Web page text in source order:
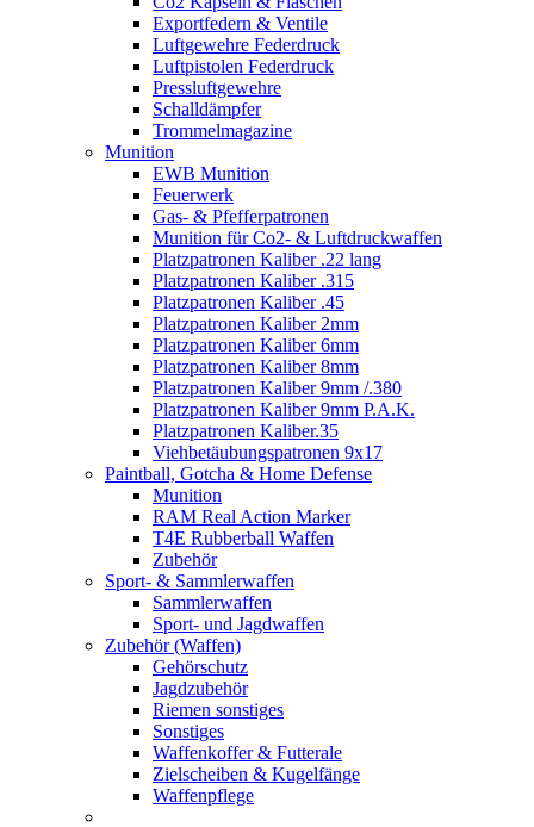
Exportfedern & Ventile
Luftgewehre Federdruck
Luftpistolen Federdruck
Pressluftgewehre
Schalldämpfer
Trommelmagazine
Munition
EWB Munition
Feuerwerk
Gas- & Pfefferpatronen
Munition für Co2- & Luftdruckwaffen
Platzpatronen Kaliber .22 lang
Platzpatronen Kaliber .315
Platzpatronen Kaliber .45
Platzpatronen Kaliber 2mm
Platzpatronen Kaliber 6mm
Platzpatronen Kaliber 8mm
Platzpatronen Kaliber 9mm /.380
Platzpatronen Kaliber 9mm P.A.K.
Platzpatronen Kaliber.35
Viehbetäubungspatronen 9x17
Paintball, Gotcha & Home Defense
Munition
RAM Real Action Marker
T4E Rubberball Waffen
Zubehör
Sport- & Sammlerwaffen
Sammlerwaffen
Sport- und Jagdwaffen
Zubehör (Waffen)
Gehörschutz
Jagdzubehör
Riemen sonstiges
Sonstiges
Waffenkoffer & Futterale
Zielscheiben & Kugelfänge
Waffenpflege